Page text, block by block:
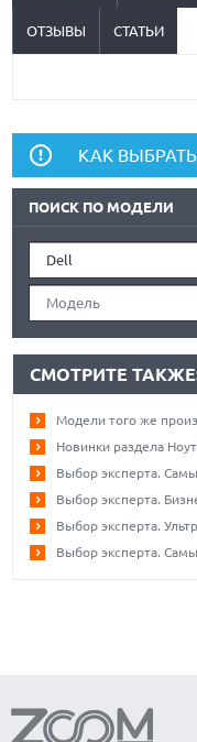
ОТЗЫВЫ СТАТЬИ
КАК
ПОИСК ПО МОДЕЛИ
Dell
Модель
СМОТРИТЕ
Модели того же
Новинки раздела
Выбор эксперта.
Выбор эксперта.
Выбор эксперта.
Выбор эксперта.